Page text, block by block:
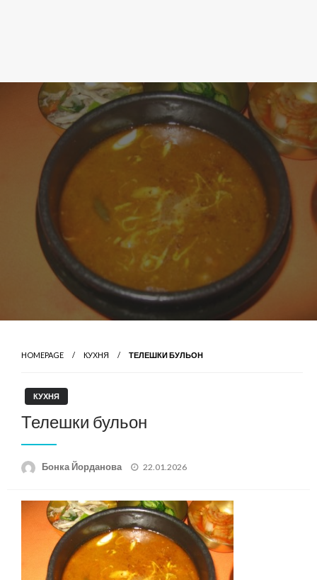
HOMEPAGE КУХНЯ ТЕЛЕШКИ БУЛЬОН
КУХНЯ
Телешки бульон
Бонка Йорданова
Posted
22.01.2026